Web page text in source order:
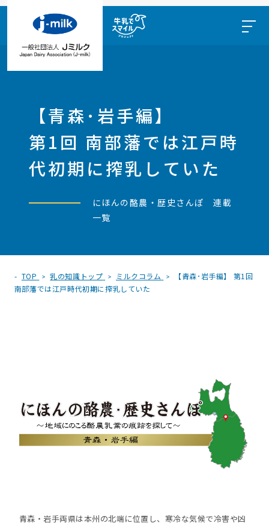
【青森･岩手編】
第1回 南部藩では江戸時
代初期に搾乳していた
にほんの酪農・歴史さんぽ 連載
一覧
TOP 乳の知識トップ ミルクコラム
【青森･岩手編】 第1回
南部藩では江戸時代初期に搾乳していた
青森・岩手両県は本州の北端に位置し、寒冷な気候で冷害や凶